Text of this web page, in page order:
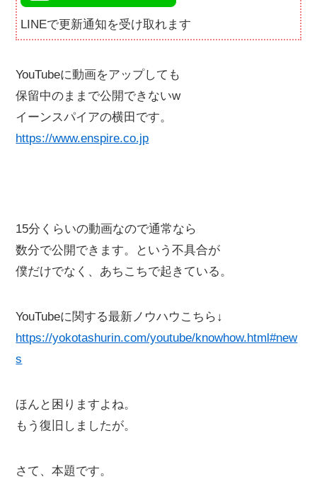
LINEで更新通知を受け取れます
YouTubeに動画をアップしても
保留中のままで公開できないw
イーンスパイアの横田です。
https://www.enspire.co.jp
15分くらいの動画なので通常なら
数分で公開できます。という不具合が
僕だけでなく、あちこちで起きている。
YouTubeに関する最新ノウハウこちら↓
https://yokotashurin.com/youtube/knowhow.html#new
s
ほんと困りますよね。
もう復旧しましたが。
さて、本題です。